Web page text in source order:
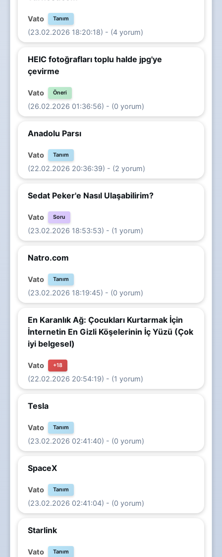
Vato Tanım
(23.02.2026 18:20:18) - (4 yorum)
HEIC fotoğrafları toplu halde jpg'ye
çevirme
Vato Öneri
(26.02.2026 01:36:56) - (0 yorum)
Anadolu Parsı
Vato Tanım
(22.02.2026 20:36:39) - (2 yorum)
Sedat Peker'e Nasıl Ulaşabilirim?
Vato Soru
(23.02.2026 18:53:53) - (1 yorum)
Natro.com
Vato Tanım
(23.02.2026 18:19:45) - (0 yorum)
En Karanlık Ağ: Çocukları Kurtarmak İçin
İnternetin En Gizli Köşelerinin İç Yüzü (Çok
iyi belgesel)
Vato +18
(22.02.2026 20:54:19) - (1 yorum)
Tesla
Vato Tanım
(23.02.2026 02:41:40) - (0 yorum)
SpaceX
Vato Tanım
(23.02.2026 02:41:04) - (0 yorum)
Starlink
Vato Tanım